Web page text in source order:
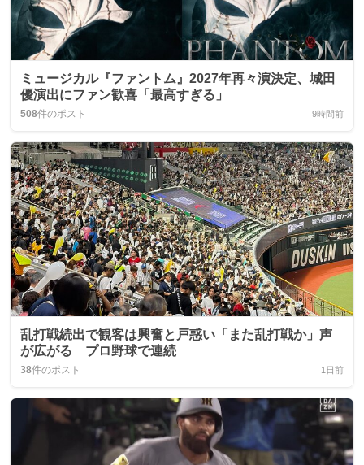
ミュージカル『ファントム』2027年再々演決定、城田
優演出にファン歓喜「最高すぎる」
508件のポスト 9時間前
乱打戦続出で観客は興奮と戸惑い「また乱打戦か」声
が広がる プロ野球で連続
38件のポスト 1日前